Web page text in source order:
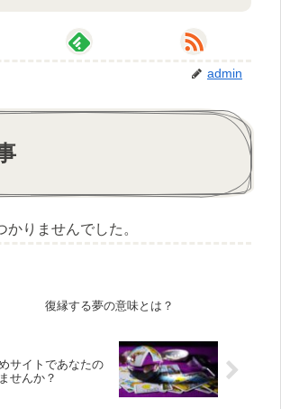
admin
かりませんでした。
復縁する夢の意味とは？
サイトであなたの
せんか？